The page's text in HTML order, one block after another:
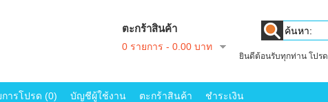
ตะกร้าสินค้า
0 รายการ - 0.00 บาท
ยินดีต้อนรับทุกท่าน โปรด
การโปรด (0) บัญชีผู้ใช้งาน ตะกร้าสินค้า ชำระเงิน